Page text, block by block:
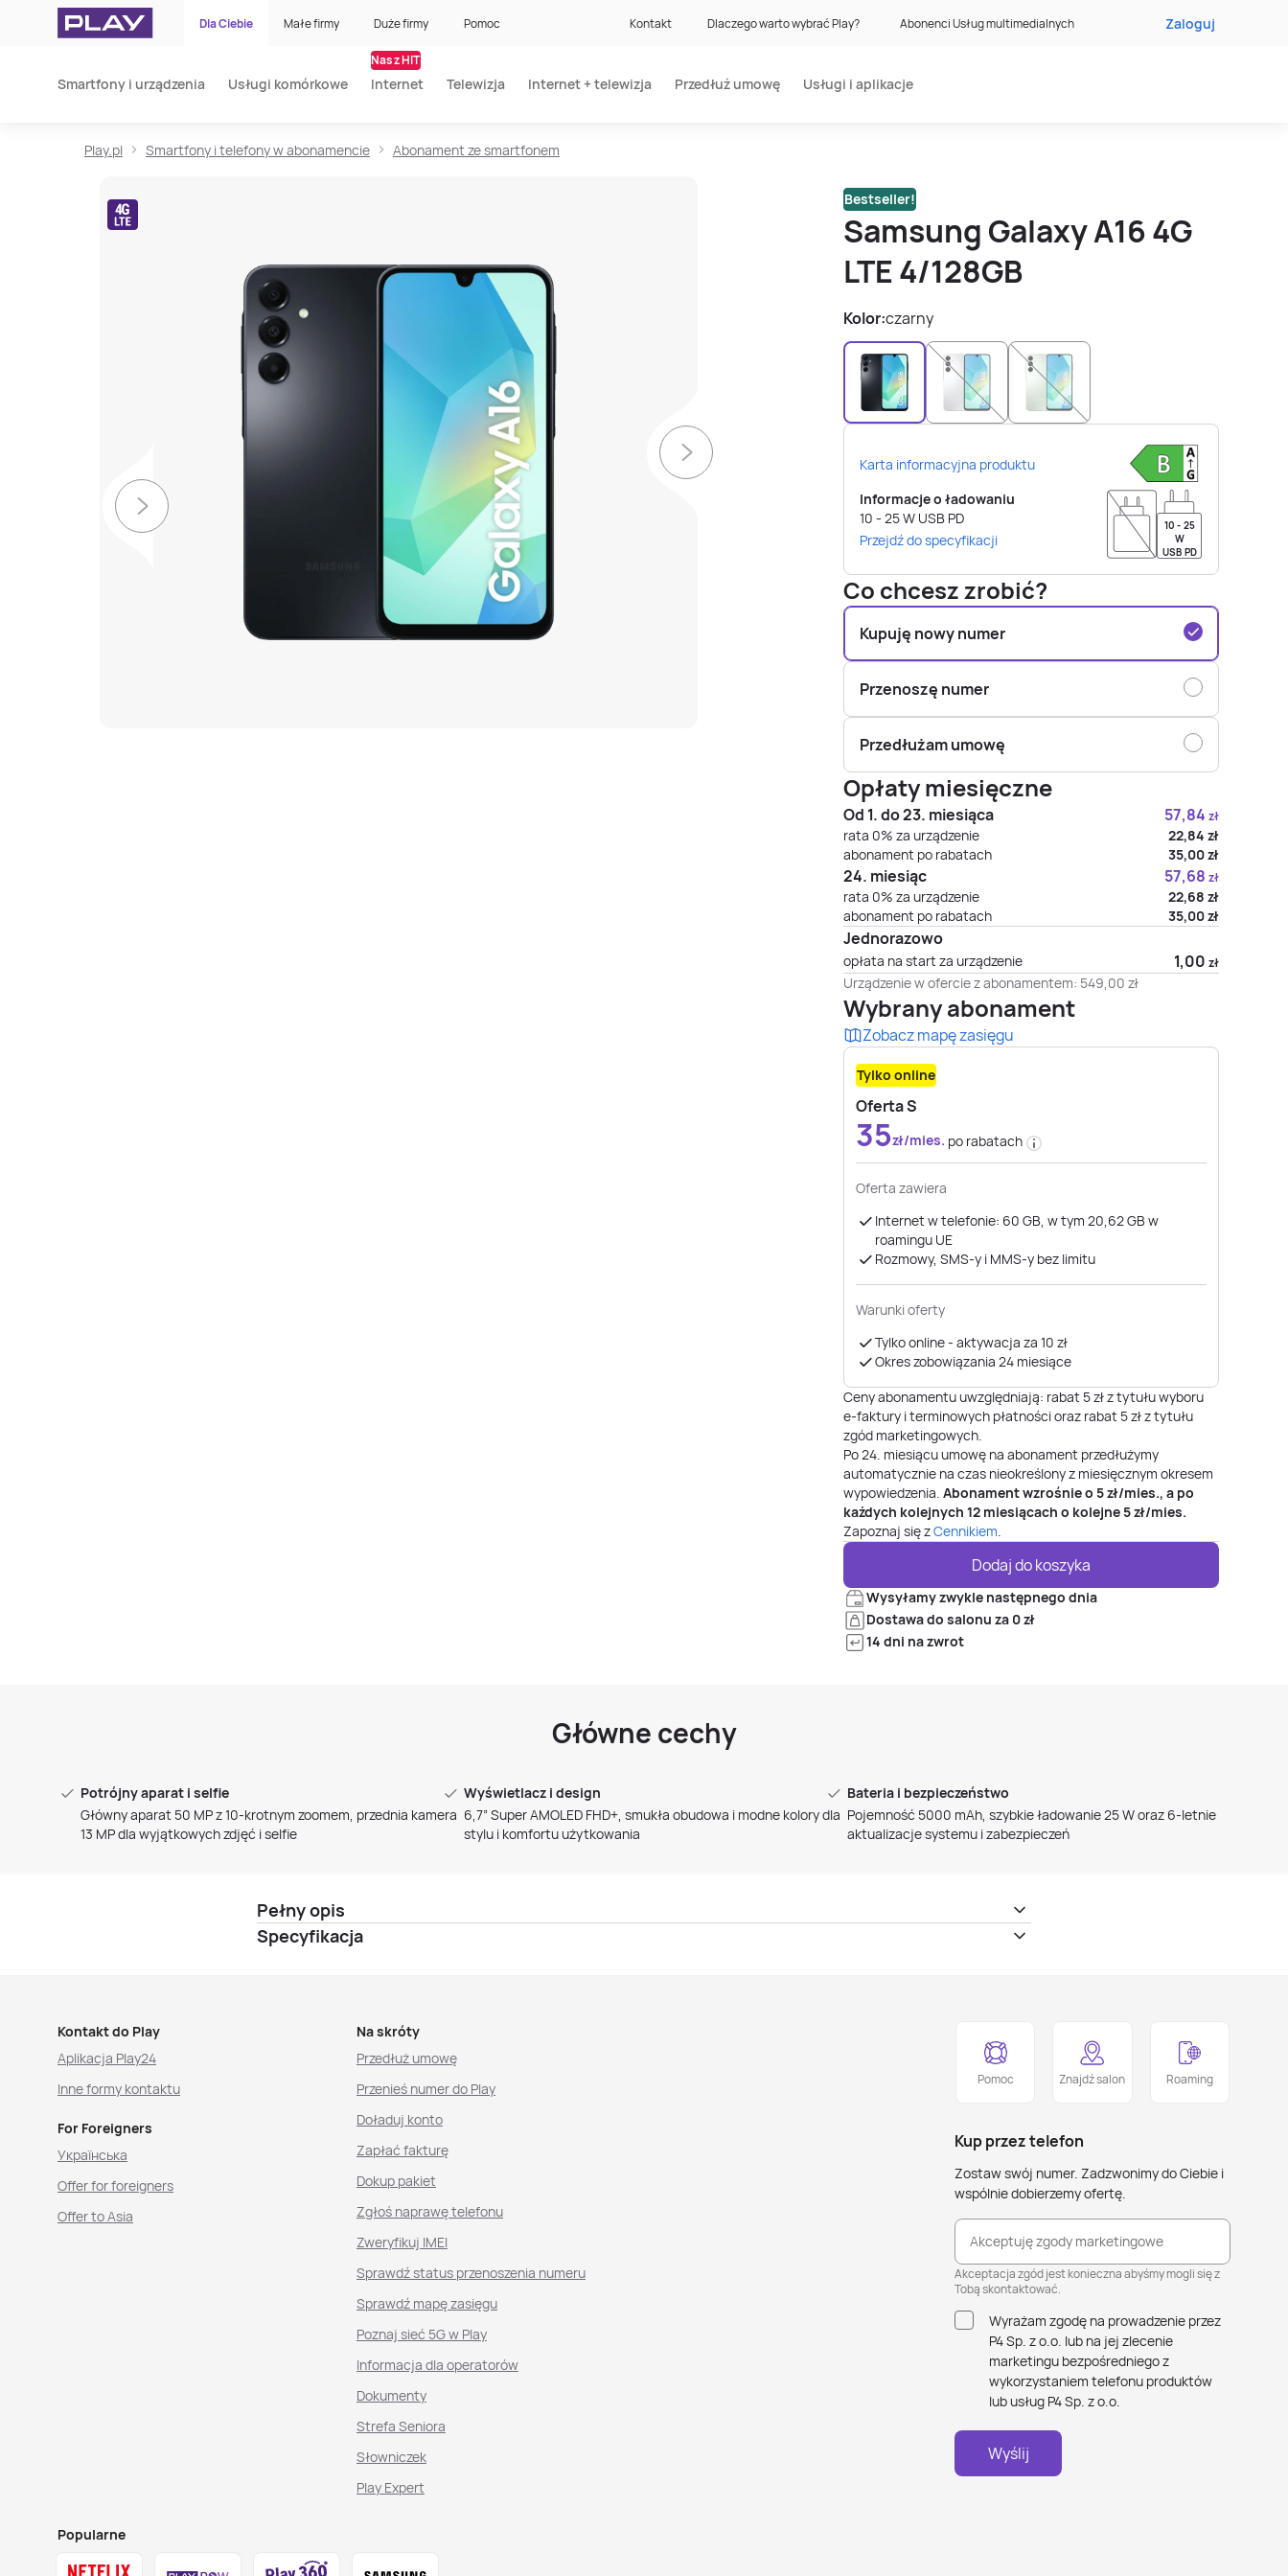
Dla Ciebie Małe firmy Duże firmy Pomoc Kontakt Dlaczego warto wybrać Play? Abonenci Usług multimedialnych Zaloguj
Smartfony i urządzenia Usługi komórkowe Internet
Nasz HIT
Telewizja Internet + telewizja Przedłuż umowę Usługi i aplikacje
Play.pl Smartfony i telefony w abonamencie Abonament ze smartfonem
Samsung Galaxy A16 4G
LTE 4/128GB
Bestseller!
Kolor:czarny
Karta informacyjna produktu
Informacje o ładowaniu
10 - 25W USB PD
Przejdź do specyfikacji
10 - 25
W
USB PD
Co chcesz zrobić?
Kupuję nowy numer
Przenoszę numer
Przedłużam umowę
Opłaty miesięczne
Od 1. do 23. miesiąca 57,84 zł
rata 0% za urządzenie 22,84 zł
abonament po rabatach
35,00zł
24. miesiąc 57,68 zł
rata 0% za urządzenie 22,68 zł
abonament po rabatach
35,00zł
Jednorazowo
opłata na start za urządzenie 1,00 zł
Urządzenie w ofercie z abonamentem: 549,00 zł
Wybrany abonament
Zobacz mapę zasięgu
Tylko online
Oferta S
35zł/mies. po rabatach
Oferta zawiera
Internet w telefonie: 60 GB, w tym 20,62 GB w
roamingu UE
Rozmowy, SMS-y i MMS-y bez limitu
Warunki oferty
Tylko online - aktywacja za 10 zł
Okres zobowiązania 24 miesiące
Ceny abonamentu uwzględniają: rabat 5 zł z tytułu wyboru
e-faktury i terminowych płatności oraz rabat 5 zł z tytułu
zgód marketingowych.
Po24. miesiącu umowę na abonament przedłużymy
automatycznie na czas nieokreślony z miesięcznym okresem
wypowiedzenia. Abonament wzrośnie o 5zł/mies., a po
każdych kolejnych 12 miesiącach o kolejne5zł/mies.
Zapoznaj się zCennikiem.
Dodaj do koszyka
Wysyłamy zwykle następnego dnia
Dostawa do salonu za 0 zł
14 dni na zwrot
Główne cechy
Potrójny aparat i selfie
Główny aparat 50 MP z 10-krotnym zoomem, przednia kamera
13 MP dla wyjątkowych zdjęć i selfie
Wyświetlacz i design
6,7” Super AMOLED FHD+, smukła obudowa i modne kolory dla
stylu i komfortu użytkowania
Bateria i bezpieczeństwo
Pojemność 5000 mAh, szybkie ładowanie 25 W oraz 6-letnie
aktualizacje systemu i zabezpieczeń
Pełny opis
Specyfikacja
Kontakt do Play
Aplikacja Play24
Inne formy kontaktu
For Foreigners
Українська
Offer for foreigners
Offer to Asia
Na skróty
Przedłuż umowę
Przenieś numer do Play
Doładuj konto
Zapłać fakturę
Dokup pakiet
Zgłoś naprawę telefonu
Zweryfikuj IMEI
Sprawdź status przenoszenia numeru
Sprawdź mapę zasięgu
Poznaj sieć 5G w Play
Informacja dla operatorów
Dokumenty
Strefa Seniora
Słowniczek
Play Expert
Popularne
Pomoc Znajdź salon Roaming
Kup przez telefon
Zostaw swój numer. Zadzwonimy do Ciebie i
wspólnie dobierzemy ofertę.
Akceptuję zgody marketingowe
Akceptacja zgód jest konieczna abyśmy mogli się z
Tobą skontaktować.
Wyrażam zgodę na prowadzenie przez
P4 Sp. z o.o. lub na jej zlecenie
marketingu bezpośredniego z
wykorzystaniem telefonu produktów
lub usług P4 Sp. z o.o.
Wyślij